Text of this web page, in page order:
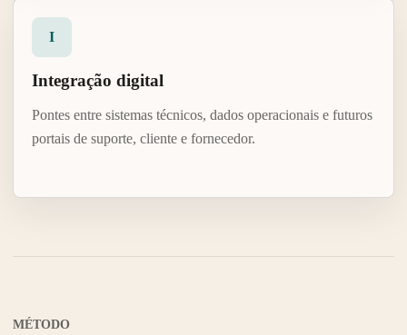
I
Integração digital
Pontes entre sistemas técnicos, dados operacionais e futuros
portais de suporte, cliente e fornecedor.
MÉTODO